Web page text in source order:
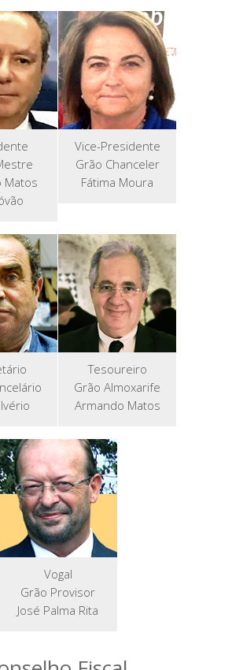
Matos
Vice-Presidente
Grão Chanceler
Fátima Moura
Tesoureiro
Grão Almoxarife
Armando Matos
Vogal
Grão Provisor
José Palma Rita